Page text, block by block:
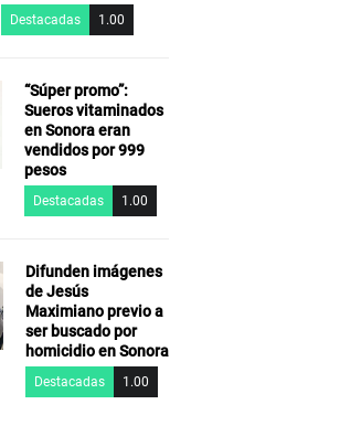
Destacadas 1.00
“Súper promo”:
Sueros vitaminados
en Sonora eran
vendidos por 999
pesos
Destacadas 1.00
Difunden imágenes
de Jesús
Maximiano previo a
ser buscado por
homicidio en Sonora
Destacadas 1.00